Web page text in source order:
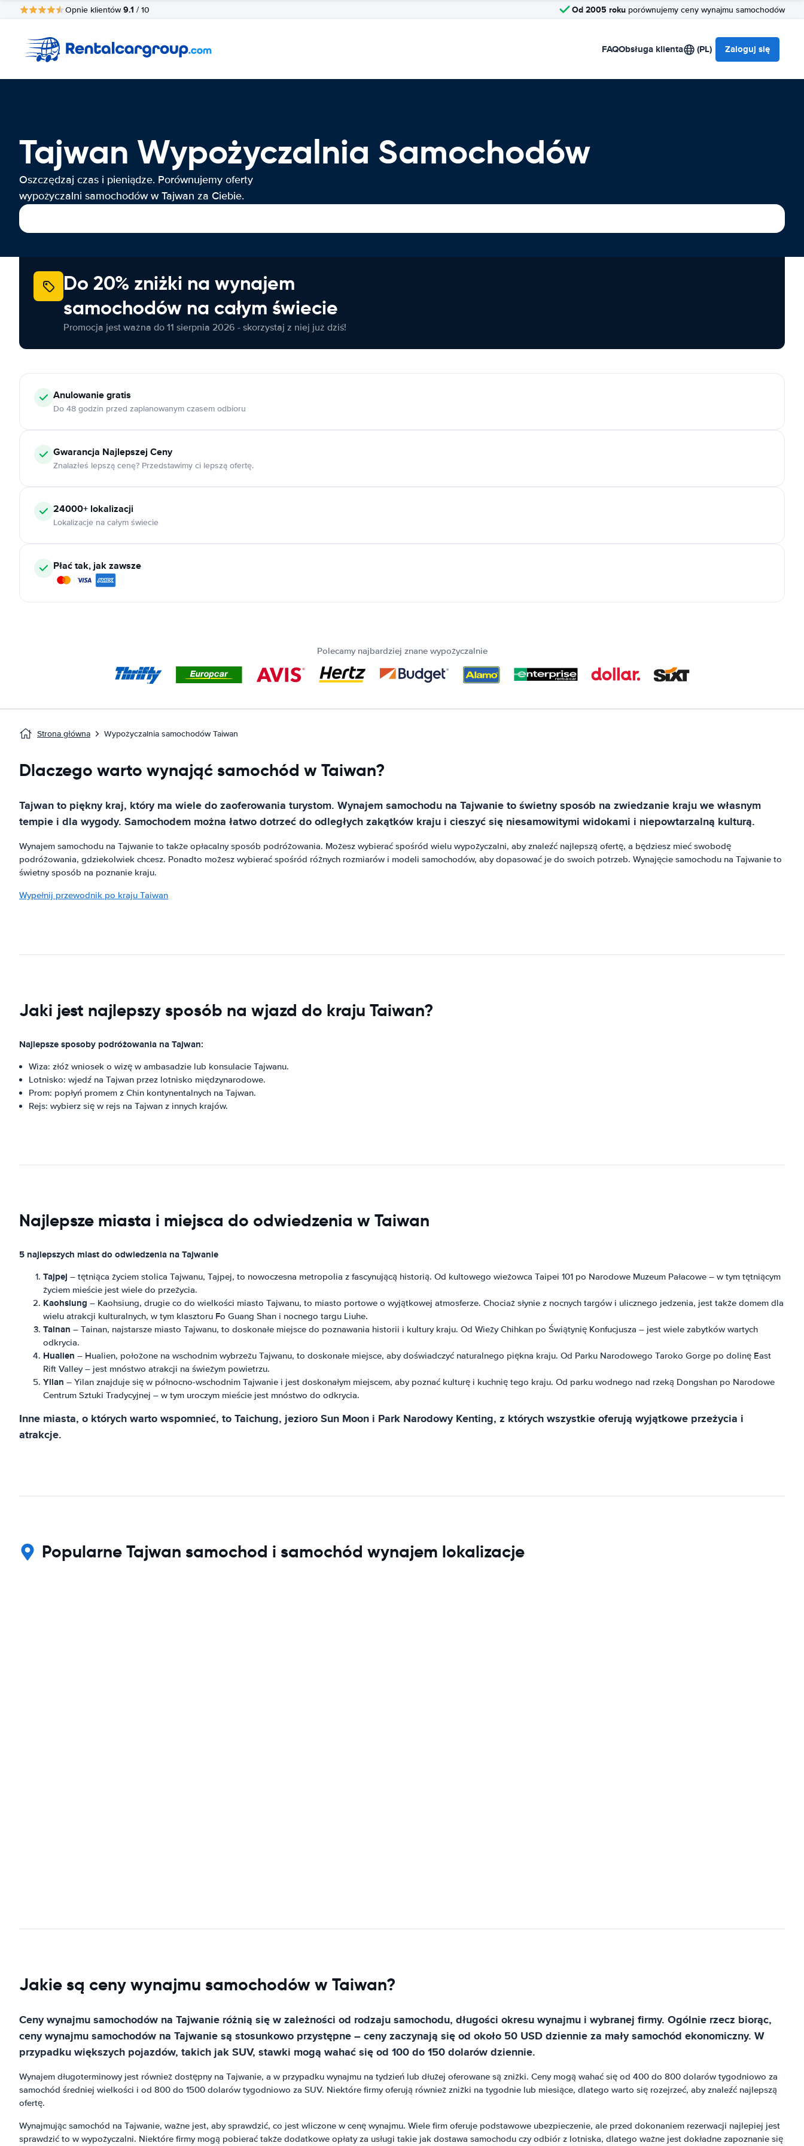
Opnie klientów9.1 / 10 Od 2005 roku porównujemy ceny wynajmu samochodów
FAQObsługa klienta (PL) Zaloguj się
Tajwan Wypożyczalnia Samochodów
Oszczędzaj czas i pieniądze. Porównujemy oferty
wypożyczalni samochodów w Tajwan za Ciebie.
Do 20% zniżki na wynajem
samochodów na całym świecie
Promocja jest ważna do 11 sierpnia 2026 - skorzystaj z niej już dziś!
Anulowaniegratis
Do 48 godzin przed zaplanowanym czasem odbioru
Gwarancja Najlepszej Ceny
Znalazłeś lepszą cenę? Przedstawimy ci lepszą ofertę.
24000+ lokalizacji
Lokalizacje na całym świecie
Płać tak, jak zawsze
Polecamy najbardziej znane wypożyczalnie
Strona główna Wypożyczalnia samochodów Taiwan
Dlaczego warto wynająć samochód w Taiwan?
Tajwan to piękny kraj, który ma wiele do zaoferowania turystom. Wynajem samochodu na Tajwanie to świetny sposób na zwiedzanie kraju we własnym
tempie i dla wygody. Samochodem można łatwo dotrzeć do odległych zakątków kraju i cieszyć się niesamowitymi widokami i niepowtarzalną kulturą.
Wynajem samochodu na Tajwanie to także opłacalny sposób podróżowania. Możesz wybierać spośród wielu wypożyczalni, aby znaleźć najlepszą ofertę, a będziesz mieć swobodę
podróżowania, gdziekolwiek chcesz. Ponadto możesz wybierać spośród różnych rozmiarów i modeli samochodów, aby dopasować je do swoich potrzeb. Wynajęcie samochodu na Tajwanie to
świetny sposób na poznanie kraju.
Wypełnij przewodnik po kraju Taiwan
Jaki jest najlepszy sposób na wjazd do kraju Taiwan?
Najlepsze sposoby podróżowania na Tajwan:
Wiza: złóż wniosek o wizę w ambasadzie lub konsulacie Tajwanu.
Lotnisko: wjedź na Tajwan przez lotnisko międzynarodowe.
Prom: popłyń promem z Chin kontynentalnych na Tajwan.
Rejs: wybierz się w rejs na Tajwan z innych krajów.
Najlepsze miasta i miejsca do odwiedzenia w Taiwan
5 najlepszych miast do odwiedzenia na Tajwanie
Tajpej – tętniąca życiem stolica Tajwanu, Tajpej, to nowoczesna metropolia z fascynującą historią. Od kultowego wieżowca Taipei 101 po Narodowe Muzeum Pałacowe – w tym tętniącym
życiem mieście jest wiele do przeżycia.
Kaohsiung – Kaohsiung, drugie co do wielkości miasto Tajwanu, to miasto portowe o wyjątkowej atmosferze. Chociaż słynie z nocnych targów i ulicznego jedzenia, jest także domem dla
wielu atrakcji kulturalnych, w tym klasztoru Fo Guang Shan i nocnego targu Liuhe.
Tainan – Tainan, najstarsze miasto Tajwanu, to doskonałe miejsce do poznawania historii i kultury kraju. Od Wieży Chihkan po Świątynię Konfucjusza – jest wiele zabytków wartych
odkrycia.
Hualien – Hualien, położone na wschodnim wybrzeżu Tajwanu, to doskonałe miejsce, aby doświadczyć naturalnego piękna kraju. Od Parku Narodowego Taroko Gorge po dolinę East
Rift Valley – jest mnóstwo atrakcji na świeżym powietrzu.
Yilan – Yilan znajduje się w północno-wschodnim Tajwanie i jest doskonałym miejscem, aby poznać kulturę i kuchnię tego kraju. Od parku wodnego nad rzeką Dongshan po Narodowe
Centrum Sztuki Tradycyjnej – w tym uroczym mieście jest mnóstwo do odkrycia.
Inne miasta, o których warto wspomnieć, to Taichung, jezioro Sun Moon i Park Narodowy Kenting, z których wszystkie oferują wyjątkowe przeżycia i
atrakcje.
Popularne Tajwan samochod i samochód wynajem lokalizacje
Jakie są ceny wynajmu samochodów w Taiwan?
Ceny wynajmu samochodów na Tajwanie różnią się w zależności od rodzaju samochodu, długości okresu wynajmu i wybranej firmy. Ogólnie rzecz biorąc,
ceny wynajmu samochodów na Tajwanie są stosunkowo przystępne – ceny zaczynają się od około 50 USD dziennie za mały samochód ekonomiczny. W
przypadku większych pojazdów, takich jak SUV, stawki mogą wahać się od 100 do 150 dolarów dziennie.
Wynajem długoterminowy jest również dostępny na Tajwanie, a w przypadku wynajmu na tydzień lub dłużej oferowane są zniżki. Ceny mogą wahać się od 400 do 800 dolarów tygodniowo za
samochód średniej wielkości i od 800 do 1500 dolarów tygodniowo za SUV. Niektóre firmy oferują również zniżki na tygodnie lub miesiące, dlatego warto się rozejrzeć, aby znaleźć najlepszą
ofertę.
Wynajmując samochód na Tajwanie, ważne jest, aby sprawdzić, co jest wliczone w cenę wynajmu. Wiele firm oferuje podstawowe ubezpieczenie, ale przed dokonaniem rezerwacji najlepiej jest
sprawdzić to w wypożyczalni. Niektóre firmy mogą pobierać także dodatkowe opłaty za usługi takie jak dostawa samochodu czy odbiór z lotniska, dlatego ważne jest dokładne zapoznanie się